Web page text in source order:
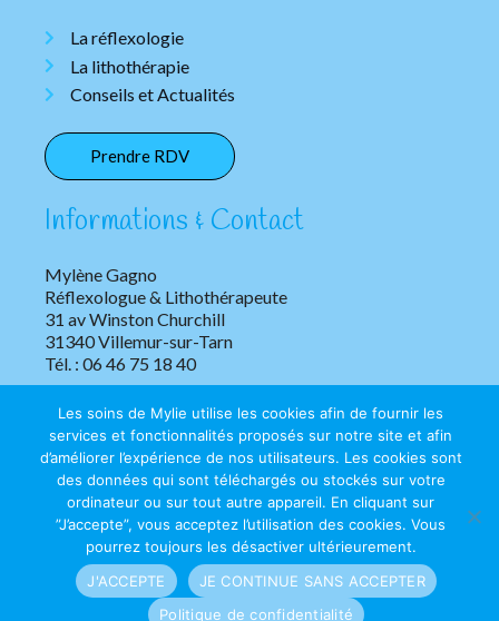
La réflexologie
La lithothérapie
Conseils et Actualités
Prendre RDV
Informations & Contact
Mylène Gagno
Réflexologue & Lithothérapeute
31 av Winston Churchill
31340 Villemur-sur-Tarn
Tél. : 06 46 75 18 40
Copyright © 2026 Les soins de Mylie | Tous droits réservés.
Mentions légales|Confidentialité
Les soins de Mylie utilise les cookies afin de fournir les
services et fonctionnalités proposés sur notre site et afin
d’améliorer l’expérience de nos utilisateurs. Les cookies sont
des données qui sont téléchargés ou stockés sur votre
ordinateur ou sur tout autre appareil. En cliquant sur
”J’accepte”, vous acceptez l’utilisation des cookies. Vous
pourrez toujours les désactiver ultérieurement.
J'ACCEPTE
JE CONTINUE SANS ACCEPTER
Politique de confidentialité